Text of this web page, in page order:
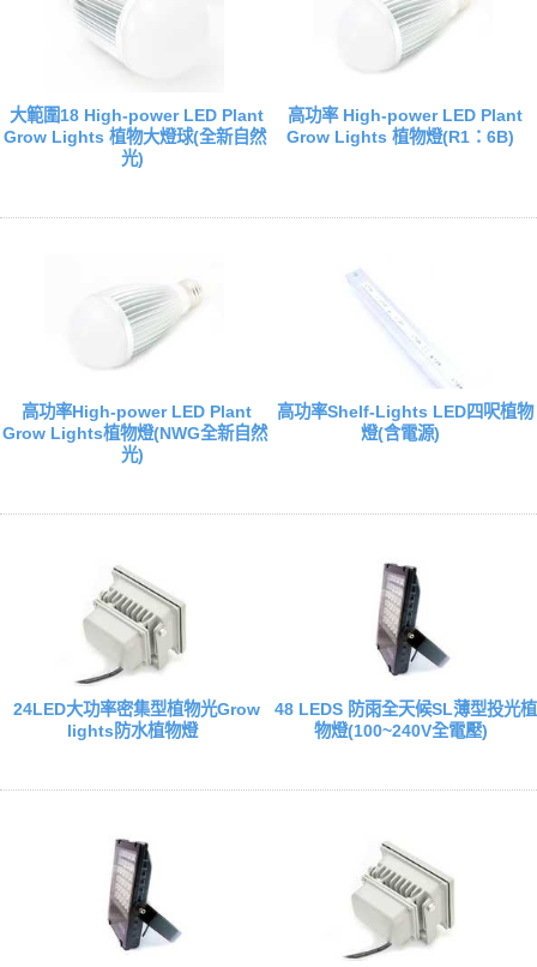
大範圍18 High-power LED Plant
Grow Lights 植物大燈球(全新自然
光)
高功率 High-power LED Plant
Grow Lights 植物燈(R1：6B)
高功率High-power LED Plant
Grow Lights植物燈(NWG全新自然
光)
高功率Shelf-Lights LED四呎植物
燈(含電源)
24LED大功率密集型植物光Grow
lights防水植物燈
48 LEDS 防雨全天候SL薄型投光植
物燈(100~240V全電壓)